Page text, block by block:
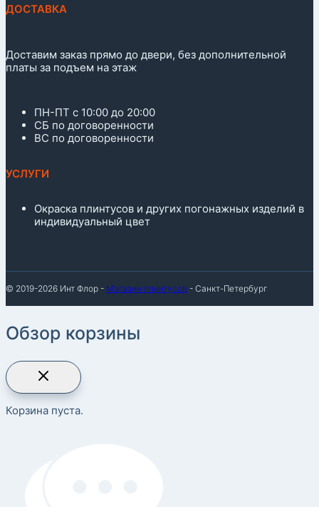
ДОСТАВКА
Доставим заказ прямо до двери, без дополнительной
платы за подъем на этаж
ПН-ПТ с 10:00 до 20:00
СБ по договоренности
ВС по договоренности
УСЛУГИ
Окраска плинтусов и других погонажных изделий в
индивидуальный цвет
© 2019-2026 Инт Флор - Магазин плинтусов - Санкт-Петербург
Обзор корзины
Корзина пуста.